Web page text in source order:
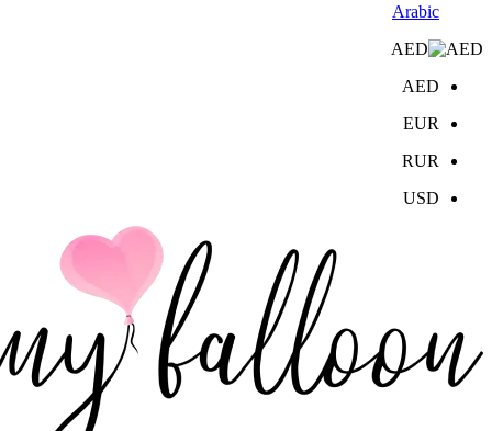
Arabic
AED
AED
EUR
RUR
USD